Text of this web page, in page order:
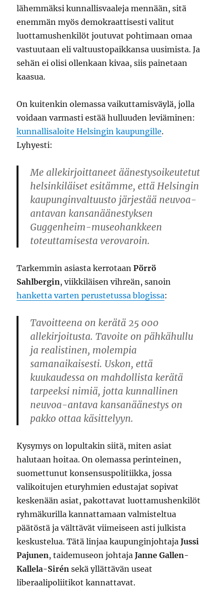
lähemmäksi kunnallisvaaleja mennään, sitä
enemmän myös demokraattisesti valitut
luottamushenkilöt joutuvat pohtimaan omaa
vastuutaan eli valtuustopaikkansa uusimista. Ja
sehän ei olisi ollenkaan kivaa, siis painetaan
kaasua.
On kuitenkin olemassa vaikuttamisväylä, jolla
voidaan varmasti estää hulluuden leviäminen:
kunnallisaloite Helsingin kaupungille.
Lyhyesti:
Me allekirjoittaneet äänestysoikeutetut
helsinkiläiset esitämme, että Helsingin
kaupunginvaltuusto järjestää neuvoa-
antavan kansanäänestyksen
Guggenheim-museohankkeen
toteuttamisesta verovaroin.
Tarkemmin asiasta kerrotaanPörrö
Sahlbergin, viikkiläisen vihreän, sanoin
hanketta varten perustetussa blogissa:
Tavoitteena on kerätä 25 000
allekirjoitusta. Tavoite on pähkähullu
ja realistinen, molempia
samanaikaisesti. Uskon, että
kuukaudessa on mahdollista kerätä
tarpeeksi nimiä, jotta kunnallinen
neuvoa-antava kansanäänestys on
pakko ottaa käsittelyyn.
Kysymys on lopultakin siitä, miten asiat
halutaan hoitaa. On olemassa perinteinen,
suomettunut konsensuspolitiikka, jossa
valikoitujen eturyhmien edustajat sopivat
keskenään asiat, pakottavat luottamushenkilöt
ryhmäkurilla kannattamaan valmisteltua
päätöstä ja välttävät viimeiseen asti julkista
keskustelua. Tätä linjaa kaupunginjohtajaJussi
Pajunen, taidemuseon johtajaJanne Gallen-
Kallela-Sirén sekä yllättävän useat
liberaalipoliitikot kannattavat.